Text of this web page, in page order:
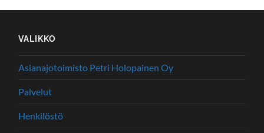
VALIKKO
Asianajotoimisto Petri Holopainen Oy
Palvelut
Henkilöstö